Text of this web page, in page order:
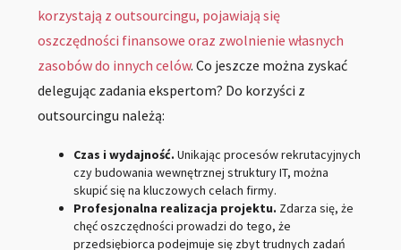
korzystają z outsourcingu, pojawiają się
oszczędności finansowe oraz zwolnienie własnych
zasobów do innych celów. Co jeszcze można zyskać
delegując zadania ekspertom? Do korzyści z
outsourcingu należą:
Czas i wydajność. Unikając procesów rekrutacyjnych
czy budowania wewnętrznej struktury IT, można
skupić się na kluczowych celach firmy.
Profesjonalna realizacja projektu. Zdarza się, że
chęć oszczędności prowadzi do tego, że
przedsiębiorca podejmuje się zbyt trudnych zadań